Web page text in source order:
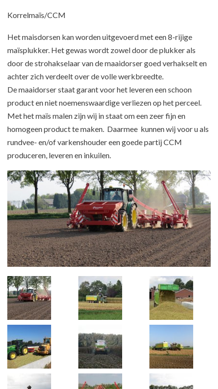
Korrelmaïs/CCM
Het maisdorsen kan worden uitgevoerd met een 8-rijige
maïsplukker. Het gewas wordt zowel door de plukker als
door de strohakselaar van de maaidorser goed verhakselt en
achter zich verdeelt over de volle werkbreedte.
De maaidorser staat garant voor het leveren een schoon
product en niet noemenswaardige verliezen op het perceel.
Met het maïs malen zijn wij in staat om een zeer fijn en
homogeen product te maken. Daarmee kunnen wij voor u als
rundvee- en/of varkenshouder een goede partij CCM
produceren, leveren en inkuilen.